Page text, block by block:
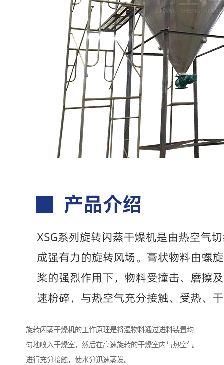
旋转闪蒸干燥机的工作原理是将湿物料通过进料装置均
匀地喷入干燥室，然后在高速旋转的干燥室内与热空气
进行充分接触，使水分迅速蒸发。